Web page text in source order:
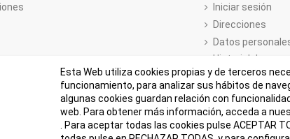
Iniciar sesión
Direcciones
Datos
Historial de
Esta Web utiliza cookies propias y de terceros
funcionamiento, para analizar sus hábitos de
algunas cookies guardan relación con
web. Para obtener más información, acceda a
. Para aceptar todas las cookies pulse ACEPTAR